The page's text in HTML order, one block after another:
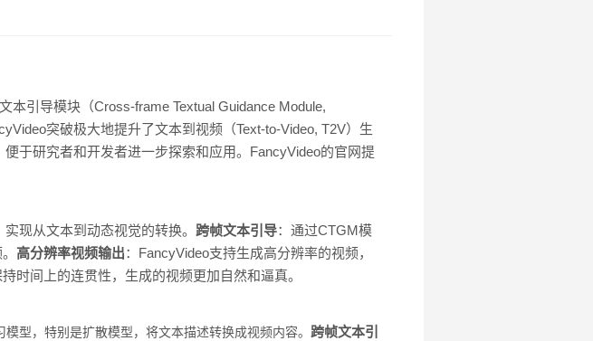
本引导模块（Cross-frame Textual Guidance Module,
突破极大地提升了文本到视频（Text-to-Video, T2V）生
于研究者和开发者进一步探索和应用。FancyVideo的官网提
现从文本到动态视觉的转换。 跨帧文本引导：通过CTGM模
高分辨率视频输出：FancyVideo支持生成高分辨率的视频，
时间上的连贯性，生成的视频更加自然和逼真。
型，特别是扩散模型，将文本描述转换成视频内容。 跨帧文本引